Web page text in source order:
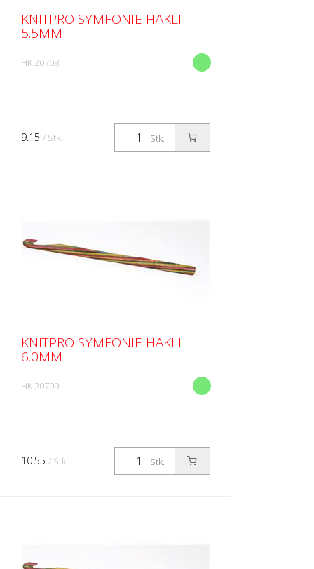
KNITPRO SYMFONIE HÄKLI
5.5MM
HK 20708
Stk.
9.15 / Stk.
KNITPRO SYMFONIE HÄKLI
6.0MM
HK 20709
Stk.
10.55 / Stk.